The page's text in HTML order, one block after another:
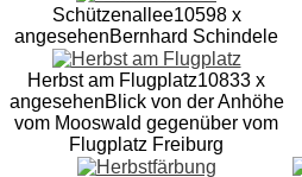
Schützenallee10598 x
angesehenBernhard Schindele
Herbst am Flugplatz10833 x
angesehenBlick von der Anhöhe
vom Mooswald gegenüber vom
Flugplatz Freiburg